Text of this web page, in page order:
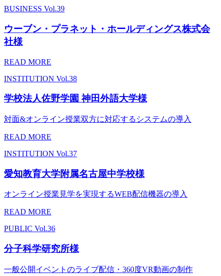
BUSINESS Vol.39
ウーブン・プラネット・ホールディングス株式会
社様
READ MORE
INSTITUTION Vol.38
学校法人佐野学園 神田外語大学様
対面&オンライン授業双方に対応するシステムの導入
READ MORE
INSTITUTION Vol.37
愛知教育大学附属名古屋中学校様
オンライン授業見学を実現するWEB配信機器の導入
READ MORE
PUBLIC Vol.36
分子科学研究所様
一般公開イベントのライブ配信・360度VR動画の制作